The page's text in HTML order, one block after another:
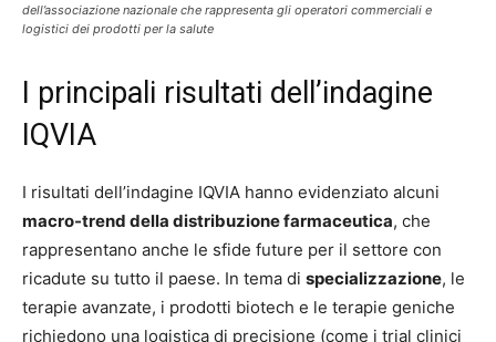
dell’associazione nazionale che rappresenta gli operatori commerciali e
logistici dei prodotti per la salute
I principali risultati dell’indagine
IQVIA
I risultati dell’indagine IQVIA hanno evidenziato alcuni
macro-trend della distribuzione farmaceutica, che
rappresentano anche le sfide future per il settore con
ricadute su tutto il paese. In tema di specializzazione, le
terapie avanzate, i prodotti biotech e le terapie geniche
richiedono una logistica di precisione (come i trial clinici